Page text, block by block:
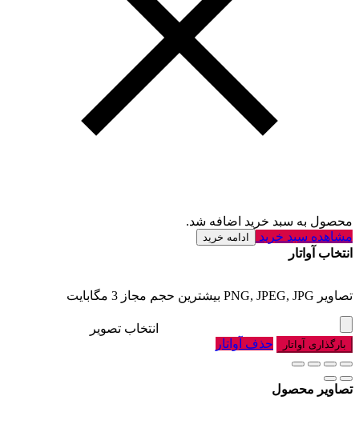
محصول به سبد خرید اضافه شد.
مشاهده سبد خرید
ادامه خرید
انتخاب آواتار
تصاویر PNG, JPEG, JPG بیشترین حجم مجاز 3 مگابایت
انتخاب تصویر
بارگذاری آواتار حذف آواتار
تصاویر محصول